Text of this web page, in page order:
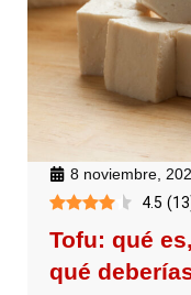
8 noviembre,
4.5 (13
Tofu: qué
qué